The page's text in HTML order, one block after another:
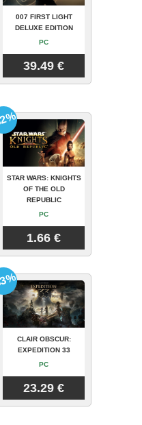
007 FIRST LIGHT
DELUXE EDITION
PC
39.49 €
STAR WARS: KNIGHTS
OF THE OLD
REPUBLIC
PC
1.66 €
CLAIR OBSCUR:
EXPEDITION 33
PC
23.29 €